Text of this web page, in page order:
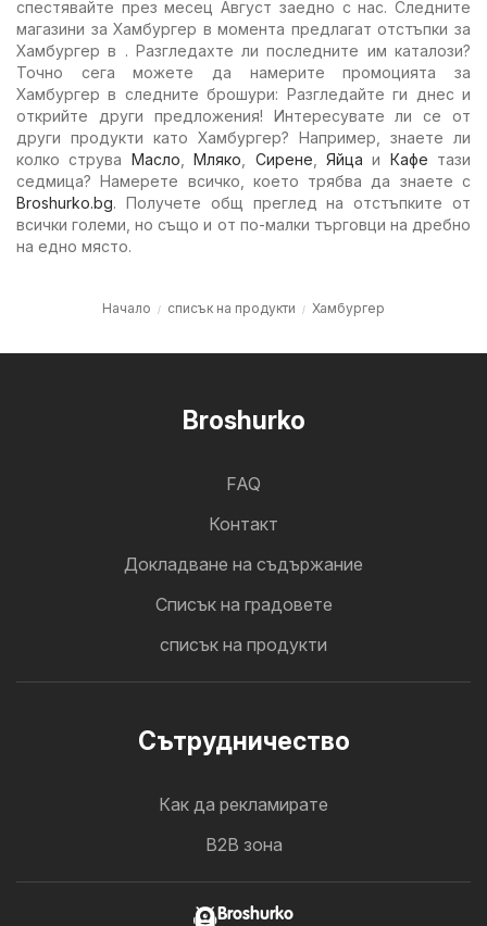
спестявайте през месец Август заедно с нас. Следните
магазини за Хамбургер в момента предлагат отстъпки за
Хамбургер в . Разгледахте ли последните им каталози?
Точно сега можете да намерите промоцията за
Хамбургер в следните брошури: Разгледайте ги днес и
открийте други предложения! Интересувате ли се от
други продукти като Хамбургер? Например, знаете ли
колко струва Масло ,Мляко Сирене Яйца и Кафе тази
седмица? Намерете всичко, което трябва да знаете с
Broshurko.bg. Получете общ преглед на отстъпките от
всички големи, но също и от по-малки търговци на дребно
на едно място.
Начало списък на продукти Хамбургер
Broshurko
FAQ
Контакт
Докладване на съдържание
Cписък на градовете
списък на продукти
Cътрудничество
Как да рекламирате
B2B зона
Broshurko